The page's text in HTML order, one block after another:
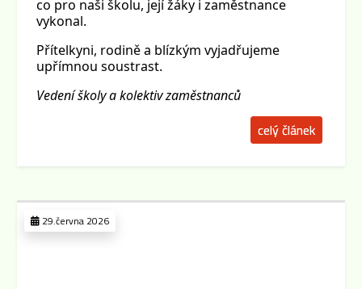
co pro naši školu, její žáky i zaměstnance
vykonal.
Přítelkyni, rodině a blízkým vyjadřujeme
upřímnou soustrast.
Vedení školy a kolektiv zaměstnanců
celý článek
29.června 2026